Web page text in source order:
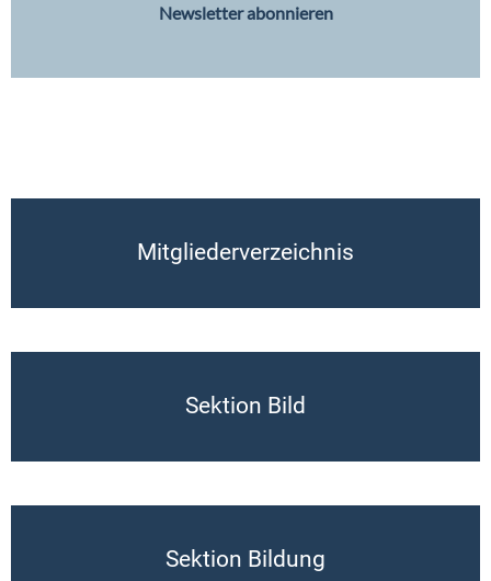
Newsletter abonnieren
Mitgliederverzeichnis
Sektion Bild
Sektion Bildung